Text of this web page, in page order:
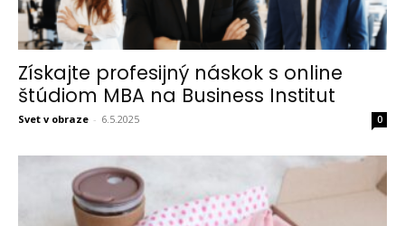
Získajte profesijný náskok s online
štúdiom MBA na Business Institut
Svet v obraze - 6.5.2025 0